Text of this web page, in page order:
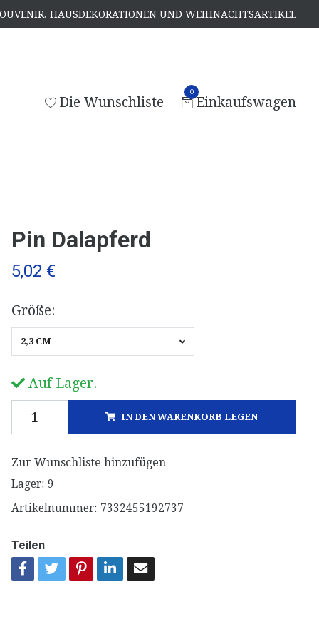
HAUSDEKORATIONEN UND WEIHNACHTSARTIKEL
Die Wunschliste
0
Einkaufswagen
Pin Dalapferd
5,02 €
Größe:
2,3 CM
Auf Lager.
IN DEN WARENKORB LEGEN
Zur Wunschliste hinzufügen
Lager: 9
Artikelnummer: 7332455192737
Teilen